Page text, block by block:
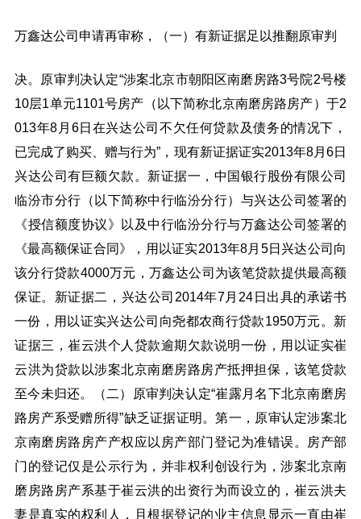
万鑫达公司申请再审称，（一）有新证据足以推翻原审判
决。原审判决认定“涉案北京市朝阳区南磨房路3号院2号楼
10层1单元1101号房产（以下简称北京南磨房路房产）于2
013年8月6日在兴达公司不欠任何贷款及债务的情况下，
已完成了购买、赠与行为”，现有新证据证实2013年8月6日
兴达公司有巨额欠款。新证据一，中国银行股份有限公司
临汾市分行（以下简称中行临汾分行）与兴达公司签署的
《授信额度协议》以及中行临汾分行与万鑫达公司签署的
《最高额保证合同》，用以证实2013年8月5日兴达公司向
该分行贷款4000万元，万鑫达公司为该笔贷款提供最高额
保证。新证据二，兴达公司2014年7月24日出具的承诺书
一份，用以证实兴达公司向尧都农商行贷款1950万元。新
证据三，崔云洪个人贷款逾期欠款说明一份，用以证实崔
云洪为贷款以涉案北京南磨房路房产抵押担保，该笔贷款
至今未归还。（二）原审判决认定“崔露月名下北京南磨房
路房产系受赠所得”缺乏证据证明。第一，原审认定涉案北
京南磨房路房产产权应以房产部门登记为准错误。房产部
门的登记仅是公示行为，并非权利创设行为，涉案北京南
磨房路房产系基于崔云洪的出资行为而设立的，崔云洪夫
妻是真实的权利人，且根据登记的业主信息显示一直由崔